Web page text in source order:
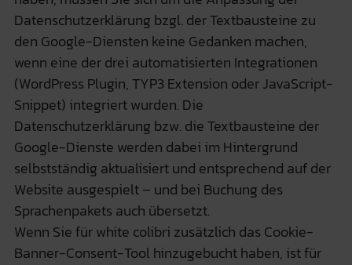
Datenschutzerklärung bzgl. der Textbausteine zu
den Google-Diensten keine Gedanken machen,
wenn eine der drei automatisierten Integrationen
(WordPress Plugin, TYP3 Extension oder JavaScript-
Snippet) integriert wurden. Die
Datenschutzerklärung bzw. die Textbausteine der
Google-Dienste werden dabei im Hintergrund
selbstständig aktualisiert und entsprechend auf der
Website ausgespielt – und bei Buchung des
Sprachenpakets auch übersetzt.
Wenn Sie für white colibri zusätzlich das Cookie-
Banner-Consent-Tool hinzugebucht haben, ist für